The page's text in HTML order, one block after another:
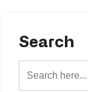
Search
for: